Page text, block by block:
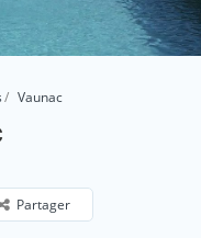
Vaunac
Partager